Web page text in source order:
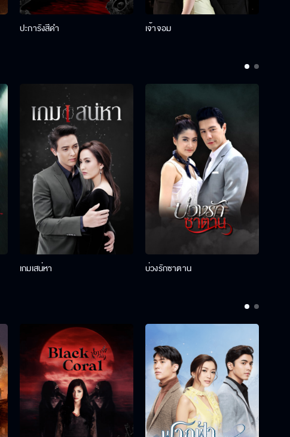
ปะการังสีดำ เจ้าจอม
เกมเสน่หา บ่วงรักซาตาน